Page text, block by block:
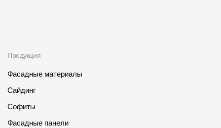
Продукция
Фасадные материалы
Сайдинг
Софиты
Фасадные панели